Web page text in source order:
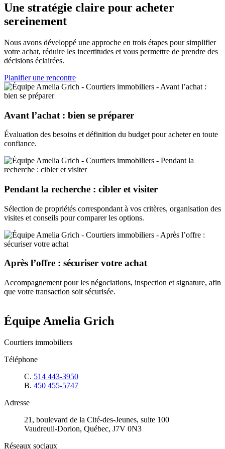
Une stratégie claire pour acheter
sereinement
Nous avons développé une approche en trois étapes pour simplifier
votre achat, réduire les incertitudes et vous permettre de prendre des
décisions éclairées.
Planifier une rencontre
Avant l’achat : bien se préparer
Évaluation des besoins et définition du budget pour acheter en toute
confiance.
Pendant la recherche : cibler et visiter
Sélection de propriétés correspondant à vos critères, organisation des
visites et conseils pour comparer les options.
Après l’offre : sécuriser votre achat
Accompagnement pour les négociations, inspection et signature, afin
que votre transaction soit sécurisée.
Équipe Amelia Grich
Courtiers immobiliers
Téléphone
C. 514 443-3950
B. 450 455-5747
Adresse
21, boulevard de la Cité-des-Jeunes, suite 100
Vaudreuil-Dorion, Québec, J7V 0N3
Réseaux sociaux